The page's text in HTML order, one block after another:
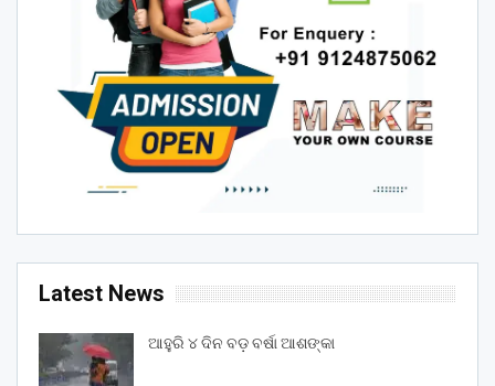
Latest News
ଆହୁରି ୪ ଦିନ ବଡ଼ ବର୍ଷା ଆଶଙ୍କା